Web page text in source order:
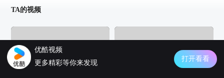
TA的视频
优酷视频
更多精彩等你来发现
打开看看